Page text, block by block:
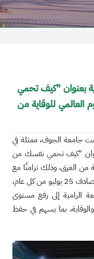
بعنوان "كيف تحمي
العالمي للوقاية من
جامعة الجوف، ممثلة في
"كيف تحمي نفسك من
من الغرق، وذلك تزامنًا مع
اليوم العالمي للوقاية من الغرق، والذي يصادف 25 يوليو من كل عام،
الرامية إلى رفع مستوى
بما يسهم في حفظ